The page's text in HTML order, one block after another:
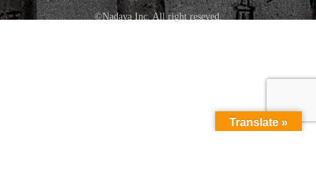
©Nadaya Inc. All right reseved.
Translate »